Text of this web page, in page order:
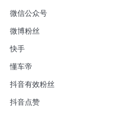
微信公众号
微博粉丝
快手
懂车帝
抖音有效粉丝
抖音点赞